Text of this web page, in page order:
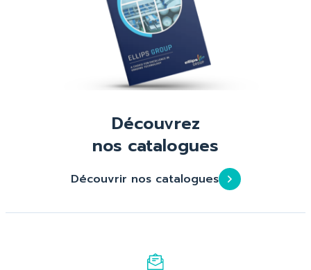
Découvrez
nos catalogues
Découvrir nos catalogues